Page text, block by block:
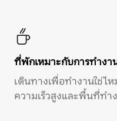
ที่พักเหมาะกับการทำงา
เดินทางเพื่อทำงานใช่ไ
ความเร็วสูงและพื้นที่ทำ